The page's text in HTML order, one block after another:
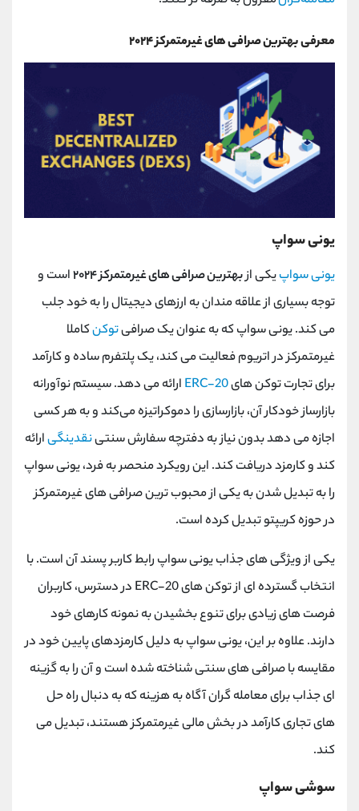
معرفی بهترین صرافی‌ های غیرمتمرکز ۲۰۲۴
یونی سواپ
یونی سواپیکی ازبهترین صرافی‌ های غیرمتمرکز ۲۰۲۴
است و
توجه بسیاری از علاقه مندان به ارزهای دیجیتال را به خود جلب
می کند. یونی سواپ که به عنوان یک صرافیتوکنکاملا
غیرمتمرکز در اتریوم فعالیت می کند، یک پلتفرم ساده و کارآمد
برای تجارت توکن هایERC-20 ارائه می دهد. سیستم نوآورانه
بازارساز خودکار آن، بازارسازی را دموکراتیزه می‌کند و به هر کسی
اجازه می ‌دهد بدون نیاز به دفترچه سفارش سنتینقدینگیارائه
کند و کارمزد دریافت کند. این رویکرد منحصر به فرد، یونی سواپ
را به تبدیل شدن به یکی از محبوب ترین صرافی های غیرمتمرکز
در حوزه کریپتو تبدیل کرده است.
یکی از ویژگی های جذاب یونی سواپ رابط کاربر پسند آن است. با
انتخاب گسترده ای از توکن هایERC-20 در دسترس، کاربران
فرصت های زیادی برای تنوع بخشیدن به نمونه کارهای خود
دارند. علاوه بر این، یونی سواپ به دلیل کارمزدهای پایین خود در
مقایسه با صرافی های سنتی شناخته شده است و آن را به گزینه
ای جذاب برای معامله گران آگاه به هزینه که به دنبال راه حل
های تجاری کارآمد در بخش مالی غیرمتمرکز هستند، تبدیل می
کند.
سوشی سواپ